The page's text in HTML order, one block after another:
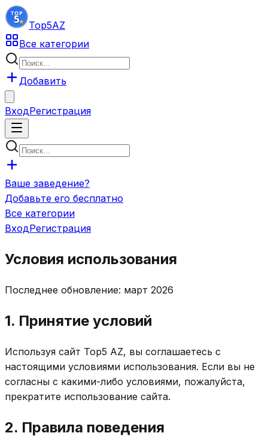
Top5AZ
Все категории
Добавить
ВходРегистрация
Ваше заведение?
Добавьте его бесплатно
Все категории
ВходРегистрация
Условия использования
Последнее обновление: март 2026
1. Принятие условий
Используя сайт Top5 AZ, вы соглашаетесь с
настоящими условиями использования. Если вы не
согласны с какими-либо условиями, пожалуйста,
прекратите использование сайта.
2. Правила поведения